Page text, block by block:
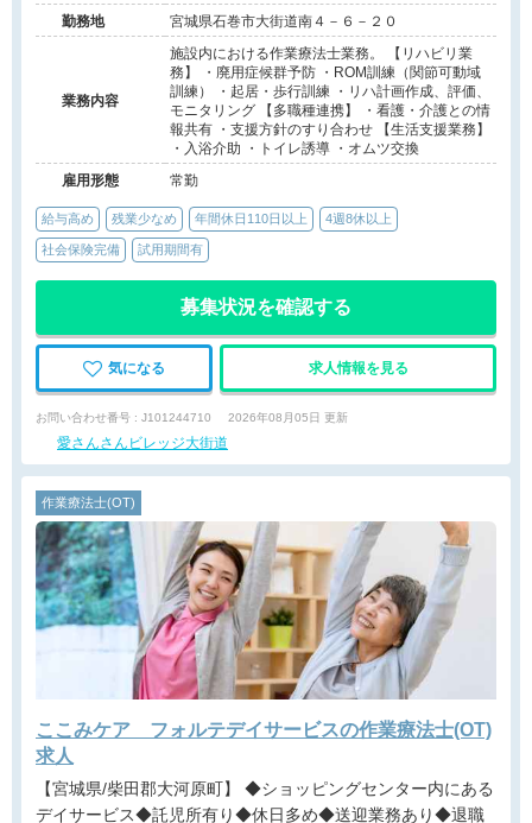
勤務地
宮城県石巻市大街道南４－６－２０
業務内容
施設内における作業療法士業務。 【リハビリ業
務】 ・廃用症候群予防 ・ROM訓練（関節可動域
訓練） ・起居・歩行訓練 ・リハ計画作成、評価、
モニタリング 【多職種連携】 ・看護・介護との情
報共有 ・支援方針のすり合わせ 【生活支援業務】
・入浴介助 ・トイレ誘導 ・オムツ交換
雇用形態
常勤
給与高め 残業少なめ 年間休日110日以上 4週8休以上
社会保険完備 試用期間有
募集状況を確認する
気になる 求人情報を見る
お問い合わせ番号 : J101244710 2026年08月05日 更新
愛さんさんビレッジ大街道
作業療法士(OT)
ここみケア フォルテデイサービスの作業療法士(OT)
求人
【宮城県/柴田郡大河原町】 ◆ショッピングセンター内にある
デイサービス◆託児所有り◆休日多め◆送迎業務あり◆退職